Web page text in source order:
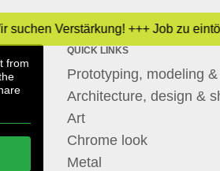
Verstärkung! +++ Job zu
from
QUICK LINKS
Prototyping, modeling
Architecture, design &
Art
Chrome look
Metal